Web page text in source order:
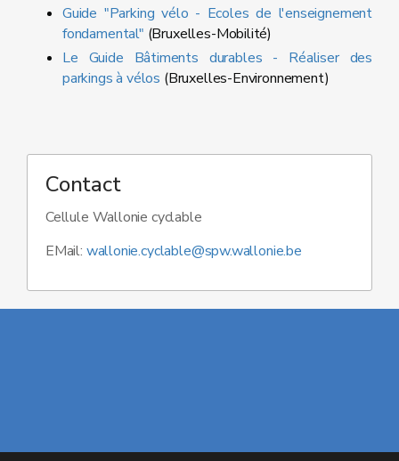
Guide "Parking vélo - Ecoles de l'enseignement
fondamental" (Bruxelles-Mobilité)
Le Guide Bâtiments durables - Réaliser des
parkings à vélos (Bruxelles-Environnement)
Contact
Cellule Wallonie cyclable
EMail: wallonie.cyclable@spw.wallonie.be